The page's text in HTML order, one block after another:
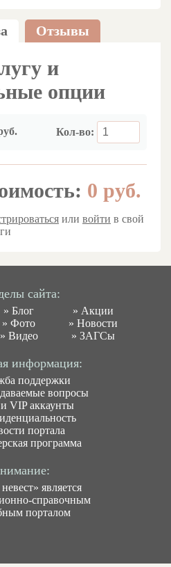
Отзывы
и
опции
Кол-во:
0 руб.
или войти в свой
сайта:
»Блог
»Фото
» Видео
» Акции
» Новости
» ЗАГСы
информация:
поддержки
вопросы
VIP аккаунты
портала
программа
является
справочным
порталом